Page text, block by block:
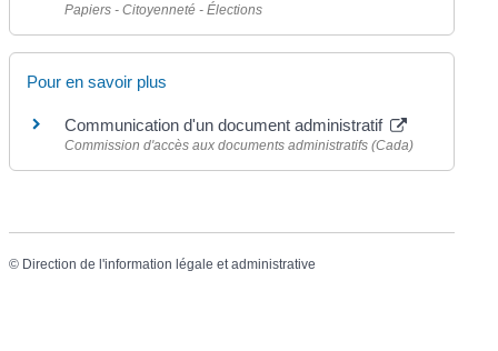
Papiers - Citoyenneté - Élections
Pour en savoir plus
Communication d'un document administratif
Commission d'accès aux documents administratifs (Cada)
© Direction de l'information légale et administrative